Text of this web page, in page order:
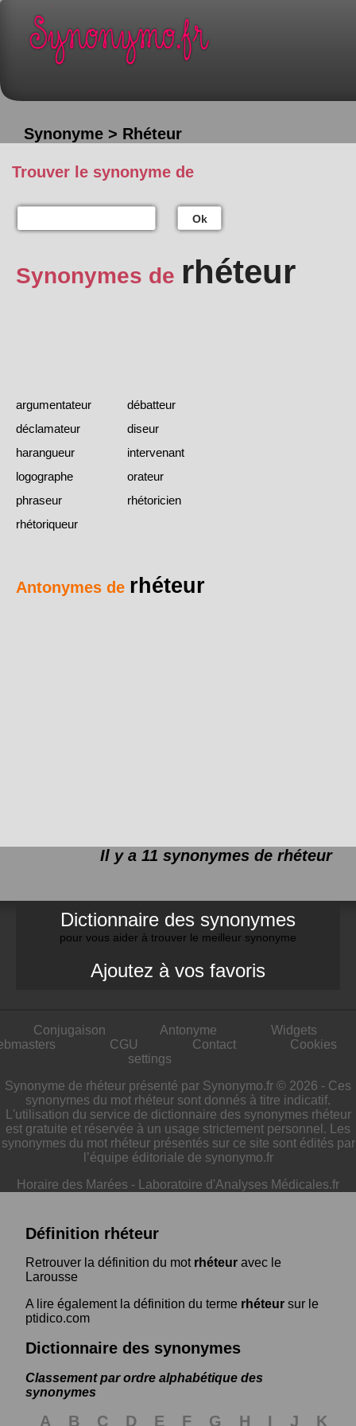
Synonyme > Rhéteur
Trouver le synonyme de
Ok
Synonymes de rhéteur
argumentateur
débatteur
déclamateur
diseur
harangueur
intervenant
logographe
orateur
phraseur
rhétoricien
rhétoriqueur
Antonymes de rhéteur
Il y a 11 synonymes de rhéteur
Dictionnaire des synonymes
pour vous aider à trouver le meilleur synonyme
Ajoutez à vos favoris
Conjugaison Antonyme
Widgets
CGU Contact
Cookies
settings
Synonyme de rhéteur présenté par Synonymo.fr © 2026 - Ces
synonymes du mot rhéteur sont donnés à titre indicatif.
L'utilisation du service de dictionnaire des synonymes rhéteur
est gratuite et réservée à un usage strictement personnel. Les
synonymes du mot rhéteur présentés sur ce site sont édités par
l’équipe éditoriale de synonymo.fr
Horaire des Marées - Laboratoire d'Analyses Médicales.fr
Définition rhéteur
Retrouver la définition du mot rhéteur avec le
Larousse
A lire également la définition du terme rhéteur sur le
ptidico.com
Dictionnaire des synonymes
Classement par ordre alphabétique des
synonymes
A B C D E F G H I J K